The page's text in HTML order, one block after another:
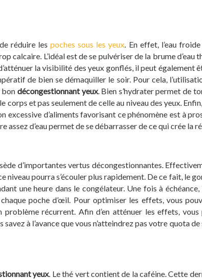
réduire lespoches sous les yeux. En effet, l’eau
calcaire. L’idéal est de se pulvériser de la brume
la visibilité des yeux gonflés, il peut également
de bien se démaquiller le soir. Pour cela,
bon décongestionnant yeux. Bien s’hydrater permet de
corps et pas seulement de celle au niveau des yeux.
excessive d’aliments favorisant ce phénomène est à
assez d’eau permet de se débarrasser de ce qui crée la
d’importantes vertus décongestionnantes.
niveau pourra s’écouler plus rapidement. De ce fait, le
une heure dans le congélateur. Une fois à
poche d’œil. Pour optimiser les effets, vous
récurrent. Afin d’en atténuer les effets,
à l’avance que vous n’atteindrez pas votre quota
yeux. Le thé vert contient de la caféine. Cette